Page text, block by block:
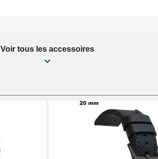
Voir tous les accessoires